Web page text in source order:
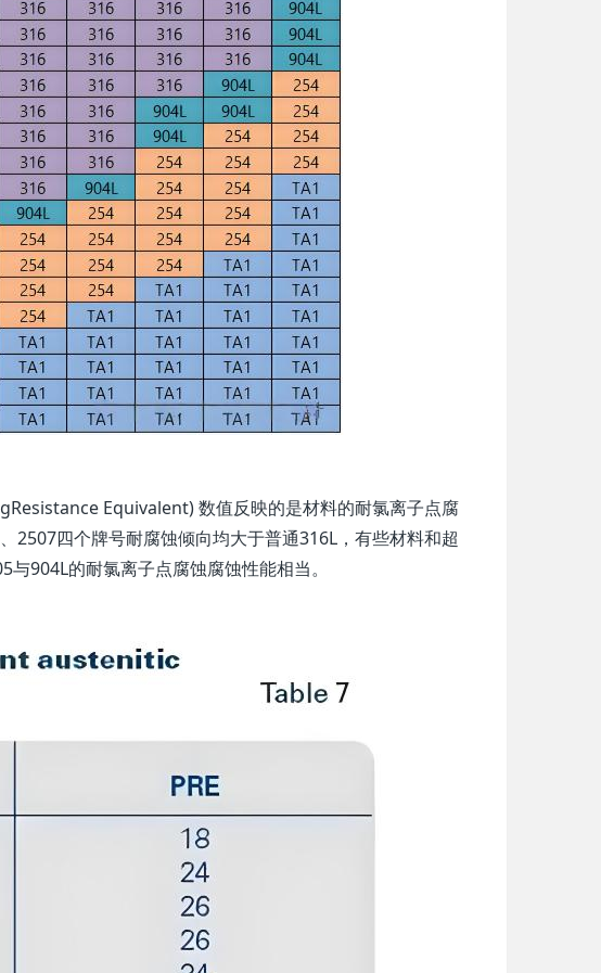
Equivalent) 数值反映的是材料的耐氯离子点腐
2507四个牌号耐腐蚀倾向均大于普通316L，有些材料和超
904L的耐氯离子点腐蚀腐蚀性能相当。